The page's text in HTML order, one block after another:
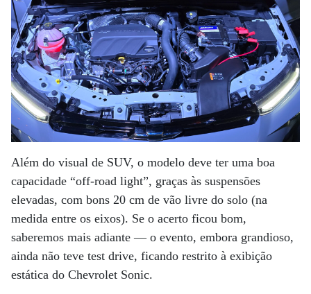
Além do visual de SUV, o modelo deve ter uma boa
capacidade “off-road light”, graças às suspensões
elevadas, com bons 20 cm de vão livre do solo (na
medida entre os eixos). Se o acerto ficou bom,
saberemos mais adiante — o evento, embora grandioso,
ainda não teve test drive, ficando restrito à exibição
estática do Chevrolet Sonic.